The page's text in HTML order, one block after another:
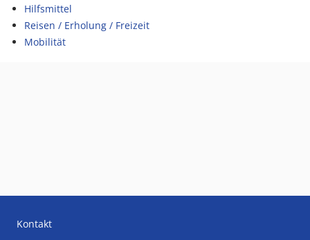
Hilfsmittel
Reisen / Erholung / Freizeit
Mobilität
Kontakt